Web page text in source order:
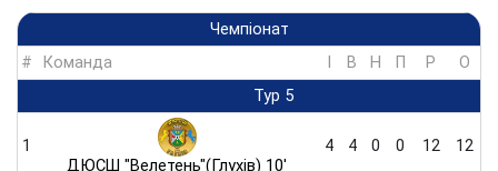
Чемпіонат
#
Команда I В Н П Р
O
Тур 5
1
ДЮСШ "Велетень"(Глухів) 10'
4 4 0 0 12 12